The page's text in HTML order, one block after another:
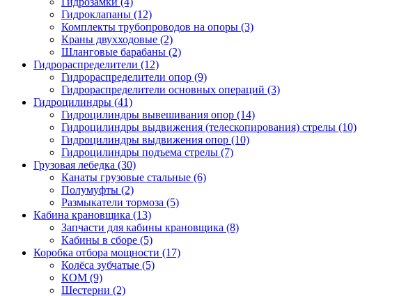
Гидроклапаны (12)
Комплекты трубопроводов на опоры (3)
Краны двухходовые (2)
Шланговые барабаны (2)
Гидрораспределители (12)
Гидрораспределители опор (9)
Гидрораспределители основных операций (3)
Гидроцилиндры (41)
Гидроцилиндры вывешивания опор (14)
Гидроцилиндры выдвижения (телескопирования) стрелы (10)
Гидроцилиндры выдвижения опор (10)
Гидроцилиндры подъема стрелы (7)
Грузовая лебедка (30)
Канаты грузовые стальные (6)
Полумуфты (2)
Размыкатели тормоза (5)
Кабина крановщика (13)
Запчасти для кабины крановщика (8)
Кабины в сборе (5)
Коробка отбора мощности (17)
Колёса зубчатые (5)
КОМ (9)
Шестерни (2)